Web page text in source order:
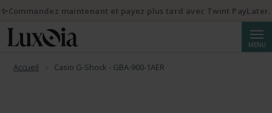
MENU
Accueil Casio G-Shock - GBA-900-1AER
✨Commandez maintenant et payez plus tard avec Twint PayLater.